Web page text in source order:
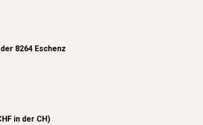
8264 Eschenz
in der CH)